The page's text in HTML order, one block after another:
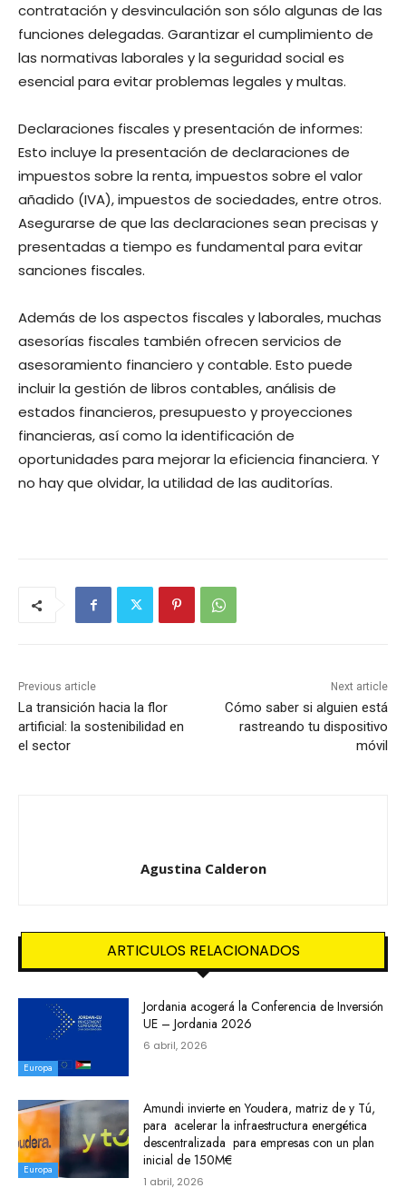
contratación y desvinculación son sólo algunas de las
funciones delegadas. Garantizar el cumplimiento de
las normativas laborales y la seguridad social es
esencial para evitar problemas legales y multas.
Declaraciones fiscales y presentación de informes:
Esto incluye la presentación de declaraciones de
impuestos sobre la renta, impuestos sobre el valor
añadido (IVA), impuestos de sociedades, entre otros.
Asegurarse de que las declaraciones sean precisas y
presentadas a tiempo es fundamental para evitar
sanciones fiscales.
Además de los aspectos fiscales y laborales, muchas
asesorías fiscales también ofrecen servicios de
asesoramiento financiero y contable. Esto puede
incluir la gestión de libros contables, análisis de
estados financieros, presupuesto y proyecciones
financieras, así como la identificación de
oportunidades para mejorar la eficiencia financiera. Y
no hay que olvidar, la utilidad de las auditorías.
Previous article
La transición hacia la flor
artificial: la sostenibilidad en
el sector
Next article
Cómo saber si alguien está
rastreando tu dispositivo
móvil
Agustina Calderon
ARTICULOS RELACIONADOS
Europa
Jordania acogerá la Conferencia de Inversión
UE – Jordania 2026
6 abril, 2026
Europa
Amundi invierte en Youdera, matriz de y Tú,
para acelerar la infraestructura energética
descentralizada para empresas con un plan
inicial de 150M€
1 abril, 2026